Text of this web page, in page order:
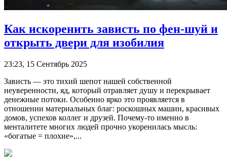
Как искоренить зависть по фен-шуй и
открыть двери для изобилия
23:23, 15 Сентябрь 2025
Зависть — это тихий шепот нашей собственной
неуверенности, яд, который отравляет душу и перекрывает
денежные потоки. Особенно ярко это проявляется в
отношении материальных благ: роскошных машин, красивых
домов, успехов коллег и друзей. Почему-то именно в
менталитете многих людей прочно укоренилась мысль:
«богатые = плохие»,...